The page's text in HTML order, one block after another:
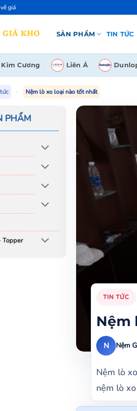
giá
SẢN PHẨM TIN TỨC
Kim Cương Liên Á
» Nệm lò xo loại nào tốt nhất
PHẨM
Topper
TIN TỨC
Nệm
N Nệm
Nệm lò
nệm lò